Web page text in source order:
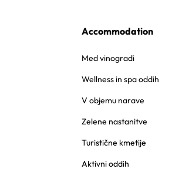
Accommodation
Med vinogradi
Wellness in spa oddih
V objemu narave
Zelene nastanitve
Turistične kmetije
Aktivni oddih